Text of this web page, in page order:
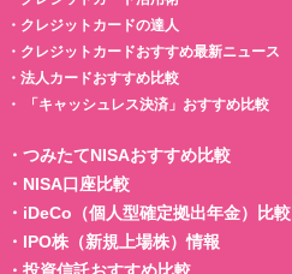
・ クレジットカードの達人
・ クレジットカードおすすめ最新ニュース
・ 法人カードおすすめ比較
・
「キャッシュレス決済」おすすめ比較
・ つみたてNISAおすすめ比較
・ NISA口座比較
・ iDeCo（個人型確定拠出年金）比較
・ IPO株（新規上場株）情報